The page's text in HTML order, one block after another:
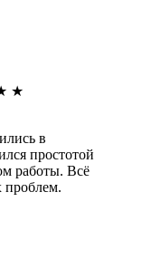
★
в
простотой
работы. Всё
проблем.